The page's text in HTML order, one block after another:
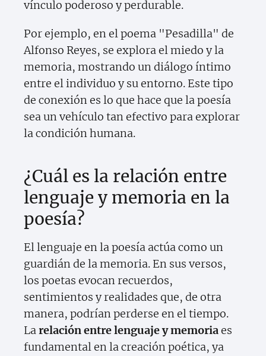
vínculo poderoso y perdurable.
Por ejemplo, en el poema "Pesadilla" de
Alfonso Reyes, se explora el miedo y la
memoria, mostrando un diálogo íntimo
entre el individuo y su entorno. Este tipo
de conexión es lo que hace que la poesía
sea un vehículo tan efectivo para explorar
la condición humana.
¿Cuál es la relación entre
lenguaje y memoria en la
poesía?
El lenguaje en la poesía actúa como un
guardián de la memoria. En sus versos,
los poetas evocan recuerdos,
sentimientos y realidades que, de otra
manera, podrían perderse en el tiempo.
Larelación entre lenguaje y memoriaes
fundamental en la creación poética, ya